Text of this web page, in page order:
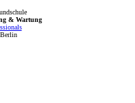
& Wartung